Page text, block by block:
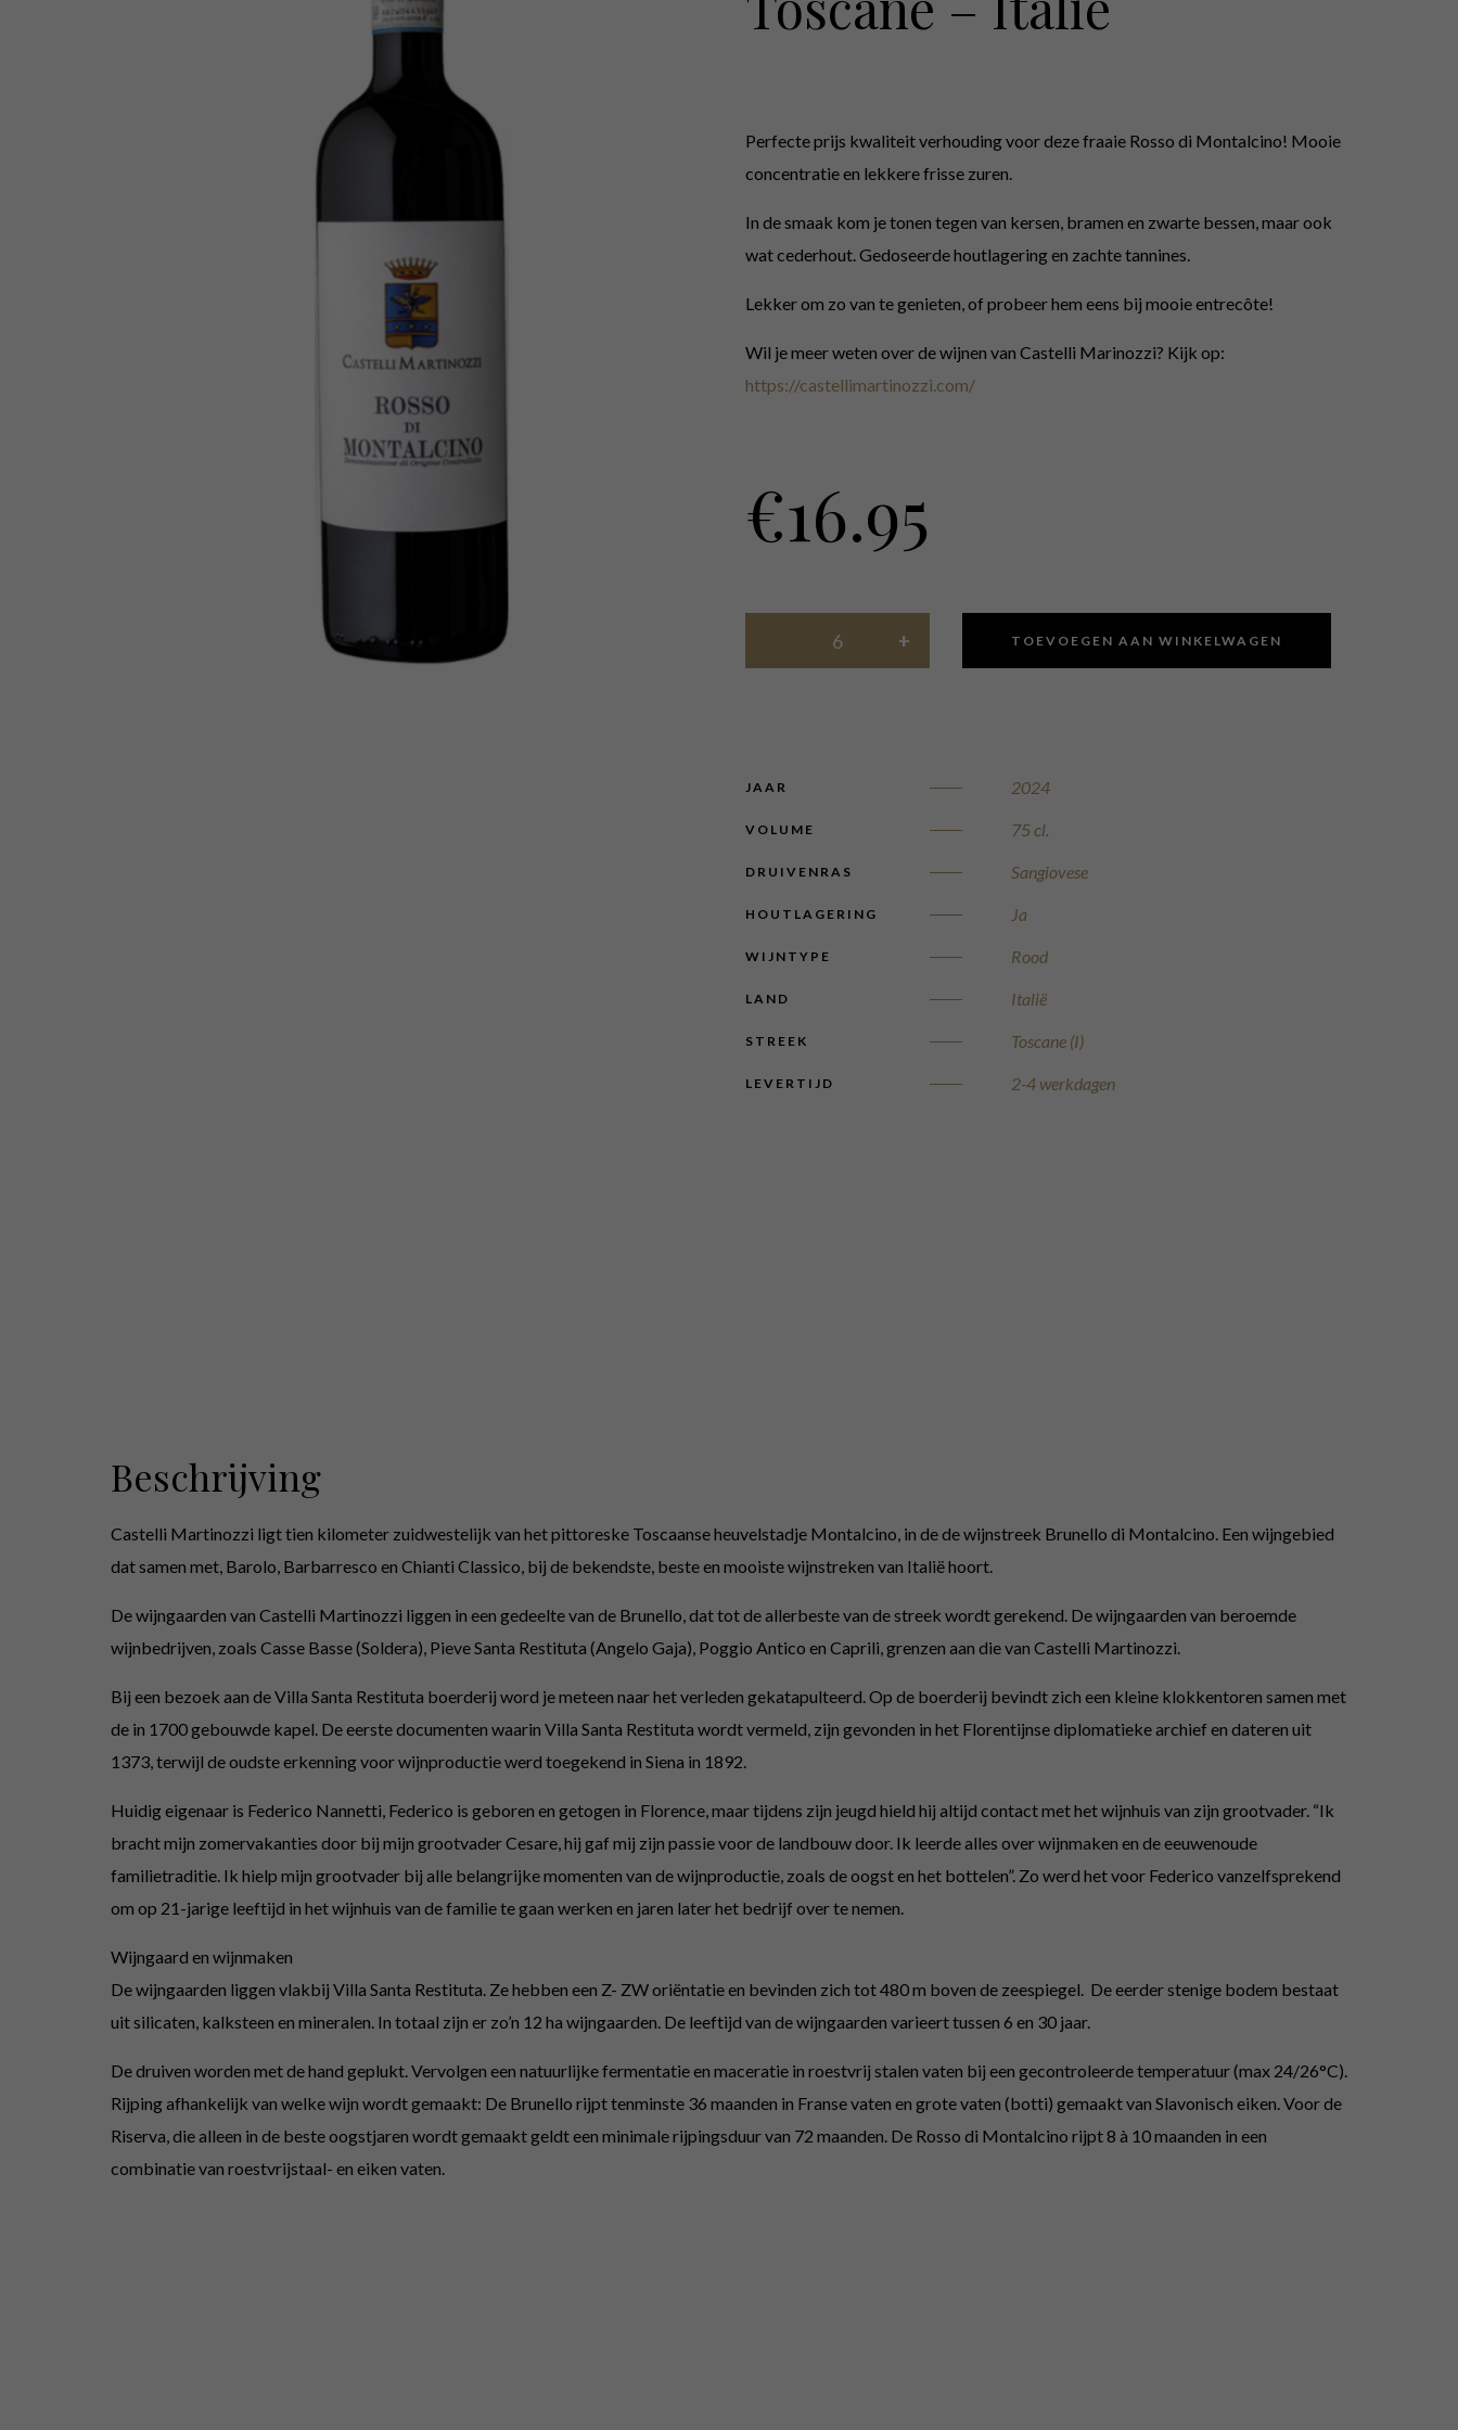
Perfecte prijs kwaliteit verhouding voor deze fraaie Rosso di Montalcino! Mooie
concentratie en lekkere frisse zuren.
In de smaak kom je tonen tegen van kersen, bramen en zwarte bessen, maar ook
wat cederhout. Gedoseerde houtlagering en zachte tannines.
Lekker om zo van te genieten, of probeer hem eens bij mooie entrecôte!
Wil je meer weten over de wijnen van Castelli Marinozzi? Kijk op:
https://castellimartinozzi.com/
€16.95
TOEVOEGEN AAN WINKELWAGEN
JAAR 2024
VOLUME 75 cl.
DRUIVENRAS Sangiovese
HOUTLAGERING Ja
WIJNTYPE Rood
LAND Italië
STREEK Toscane (I)
LEVERTIJD 2-4 werkdagen
Beschrijving
Castelli Martinozzi ligt tien kilometer zuidwestelijk van het pittoreske Toscaanse heuvelstadje Montalcino, in de de wijnstreek Brunello di Montalcino. Een wijngebied
dat samen met, Barolo, Barbarresco en Chianti Classico, bij de bekendste, beste en mooiste wijnstreken van Italië hoort.
De wijngaarden van Castelli Martinozzi liggen in een gedeelte van de Brunello, dat tot de allerbeste van de streek wordt gerekend. De wijngaarden van beroemde
wijnbedrijven, zoals Casse Basse (Soldera), Pieve Santa Restituta (Angelo Gaja), Poggio Antico en Caprili, grenzen aan die van Castelli Martinozzi.
Bij een bezoek aan de Villa Santa Restituta boerderij word je meteen naar het verleden gekatapulteerd. Op de boerderij bevindt zich een kleine klokkentoren samen met
de in 1700 gebouwde kapel. De eerste documenten waarin Villa Santa Restituta wordt vermeld, zijn gevonden in het Florentijnse diplomatieke archief en dateren uit
1373, terwijl de oudste erkenning voor wijnproductie werd toegekend in Siena in 1892.
Huidig eigenaar is Federico Nannetti, Federico is geboren en getogen in Florence, maar tijdens zijn jeugd hield hij altijd contact met het wijnhuis van zijn grootvader. “Ik
bracht mijn zomervakanties door bij mijn grootvader Cesare, hij gaf mij zijn passie voor de landbouw door. Ik leerde alles over wijnmaken en de eeuwenoude
familietraditie. Ik hielp mijn grootvader bij alle belangrijke momenten van de wijnproductie, zoals de oogst en het bottelen”. Zo werd het voor Federico vanzelfsprekend
om op 21-jarige leeftijd in het wijnhuis van de familie te gaan werken en jaren later het bedrijf over te nemen.
Wijngaard en wijnmaken
De wijngaarden liggen vlakbij Villa Santa Restituta. Ze hebben een Z- ZW oriëntatie en bevinden zich tot 480 m boven de zeespiegel. De eerder stenige bodem bestaat
uit silicaten, kalksteen en mineralen. In totaal zijn er zo’n 12 ha wijngaarden. De leeftijd van de wijngaarden varieert tussen 6 en 30 jaar.
De druiven worden met de hand geplukt. Vervolgen een natuurlijke fermentatie en maceratie in roestvrij stalen vaten bij een gecontroleerde temperatuur (max 24/26°C).
Rijping afhankelijk van welke wijn wordt gemaakt: De Brunello rijpt tenminste 36 maanden in Franse vaten en grote vaten (botti) gemaakt van Slavonisch eiken. Voor de
Riserva, die alleen in de beste oogstjaren wordt gemaakt geldt een minimale rijpingsduur van 72 maanden. De Rosso di Montalcino rijpt 8 à 10 maanden in een
combinatie van roestvrijstaal- en eiken vaten.